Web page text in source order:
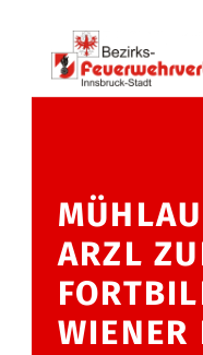
Skip to main navigation
Skip to main content
Skip to footer
BFV
ARZL
WIENER